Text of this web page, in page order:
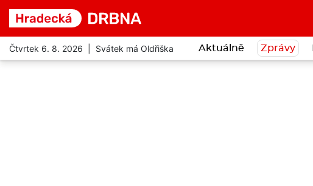
Čtvrtek 6. 8. 2026 | Svátek má Oldřiška Aktuálně Zprávy